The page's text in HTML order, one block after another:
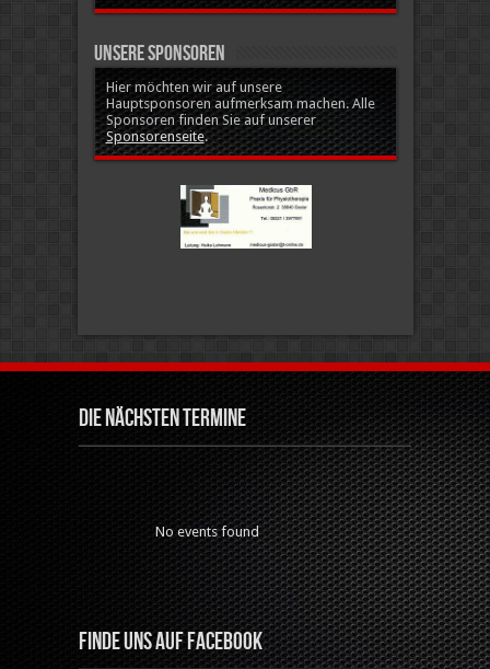
Unsere Sponsoren
Hier möchten wir auf unsere
Hauptsponsoren aufmerksam machen. Alle
Sponsoren finden Sie auf unserer
Sponsorenseite.
Die nächsten Termine
No events found
Finde uns auf Facebook